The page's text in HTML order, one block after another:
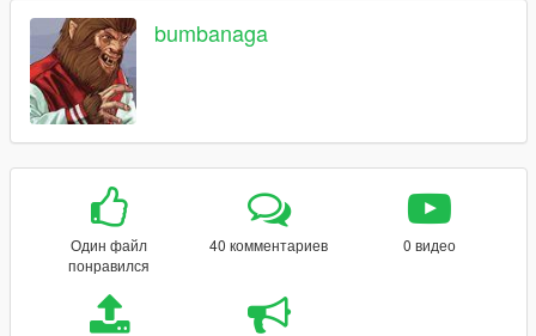
bumbanaga
Один файл
понравился
40 комментариев 0 видео